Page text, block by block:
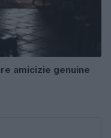
amicizie genuine